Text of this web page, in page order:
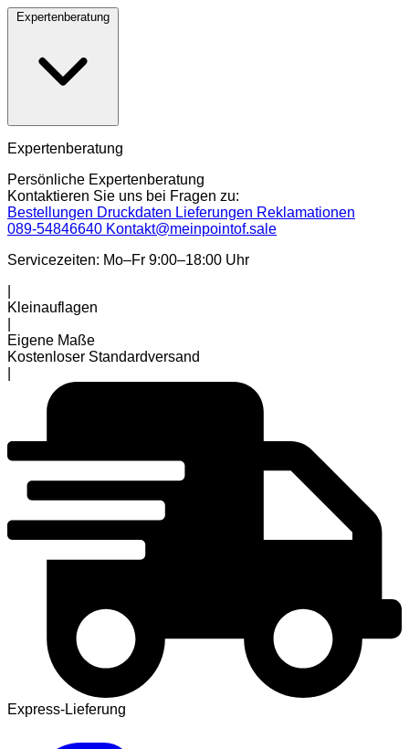
Expertenberatung
Expertenberatung
Persönliche Expertenberatung
Kontaktieren Sie uns bei Fragen zu:
Bestellungen Druckdaten Lieferungen Reklamationen
089-54846640 Kontakt@meinpointof.sale
Servicezeiten: Mo–Fr 9:00–18:00 Uhr
Kleinauflagen
Eigene Maße
Kostenloser Standardversand
Express-Lieferung